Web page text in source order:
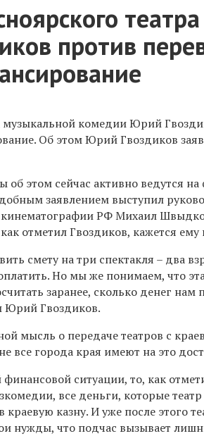
против
комедии Юрий
Об этом Юрий Гвоздиков
об этом сейчас активно ведутся
заявлением выступил
кинематографии РФ Михаил
отметил Гвоздиков, кажется
смету на три спектакля – два
Но мы же понимаем, что
заранее, сколько денег нам
Юрий Гвоздиков.
мысль о передаче театров с
все города края имеют на это
финансовой ситуации, то, как
все деньги, которые
казну. И уже после этого
нужды, что подчас вызывает